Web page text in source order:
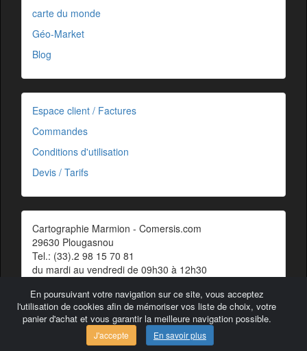
En poursuivant votre navigation sur ce site, vous acceptez
l'utilisation de cookies afin de mémoriser vos liste de choix, votre
panier d'achat et vous garantir la meilleure navigation possible.
J'accepte En savoir plus
carte du monde
Géo-Market
Blog
Espace client / Factures
Commandes
Conditions d'utilisation
Devis / Tarifs
Cartographie Marmion - Comersis.com
29630 Plougasnou
Tel.: (33).2 98 15 70 81
du mardi au vendredi de 09h30 à 12h30
Contact